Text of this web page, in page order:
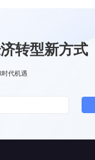
转型新方式
时代机遇